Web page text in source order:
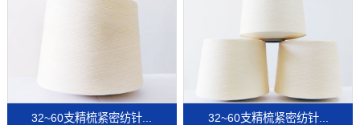
32~60支精梳紧密纺针... 32~60支精梳紧密纺针...